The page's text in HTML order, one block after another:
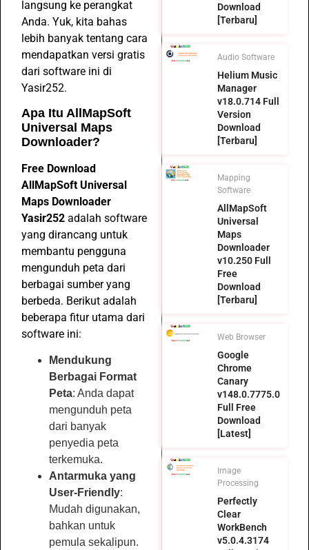
langsung ke perangkat
Anda. Yuk, kita bahas
lebih banyak tentang cara
mendapatkan versi gratis
dari software ini di
Yasir252.
Apa Itu AllMapSoft
Universal Maps
Downloader?
Free Download
AllMapSoft Universal
Maps Downloader
Yasir252 adalah software
yang dirancang untuk
membantu pengguna
mengunduh peta dari
berbagai sumber yang
berbeda. Berikut adalah
beberapa fitur utama dari
software ini:
Mendukung
Berbagai Format
Peta: Anda dapat
mengunduh peta
dari banyak
penyedia peta
terkemuka.
Antarmuka yang
User-Friendly:
Mudah digunakan,
bahkan untuk
pemula sekalipun.
Download
[Terbaru]
Audio Software
Helium Music
Manager
v18.0.714 Full
Version
Download
[Terbaru]
Mapping
Software
AllMapSoft
Universal
Maps
Downloader
v10.250 Full
Free
Download
[Terbaru]
Web Browser
Google
Chrome
Canary
v148.0.7775.0
Full Free
Download
[Latest]
Image
Processing
Perfectly
Clear
WorkBench
v5.0.4.3174